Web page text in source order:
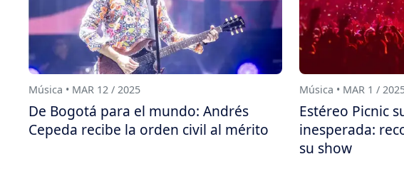
Música • MAR 12 / 2025
De Bogotá para el mundo: Andrés
Cepeda recibe la orden civil al mérito
Música • MAR 1 /
Estéreo Picnic
inesperada:
su show